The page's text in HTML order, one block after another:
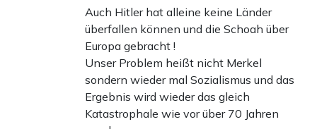
Auch Hitler hat alleine keine Länder
überfallen können und die Schoah über
Europa gebracht !
Unser Problem heißt nicht Merkel
sondern wieder mal Sozialismus und das
Ergebnis wird wieder das gleich
Katastrophale wie vor über 70 Jahren